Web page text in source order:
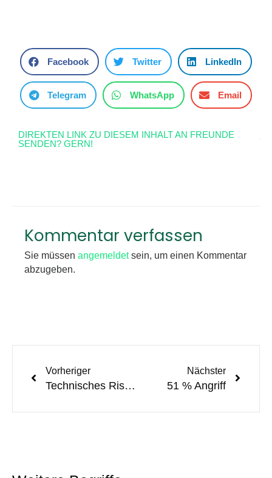
Facebook Twitter LinkedIn
Telegram WhatsApp Email
DIREKTEN LINK ZU DIESEM INHALT AN FREUNDE
SENDEN? GERN!
Kommentar verfassen
Sie müssen angemeldetsein, um einen Kommentar
abzugeben.
Vorheriger
Technisches Risiko
Nächster
51 % Angriff